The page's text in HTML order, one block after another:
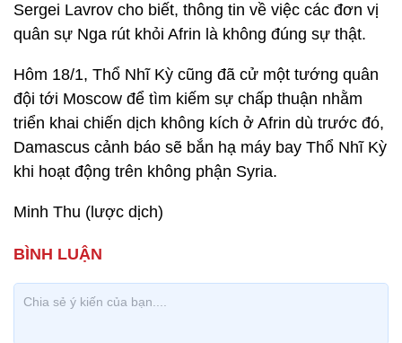
Sergei Lavrov cho biết, thông tin về việc các đơn vị
quân sự Nga rút khỏi Afrin là không đúng sự thật.
Hôm 18/1, Thổ Nhĩ Kỳ cũng đã cử một tướng quân
đội tới Moscow để tìm kiếm sự chấp thuận nhằm
triển khai chiến dịch không kích ở Afrin dù trước đó,
Damascus cảnh báo sẽ bắn hạ máy bay Thổ Nhĩ Kỳ
khi hoạt động trên không phận Syria.
Minh Thu (lược dịch)